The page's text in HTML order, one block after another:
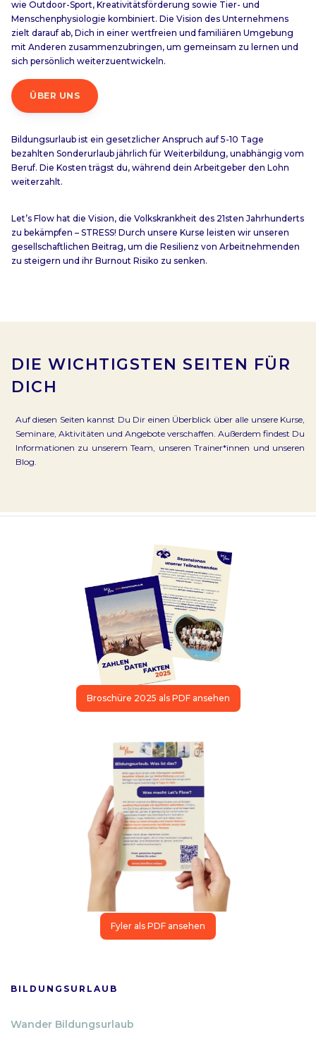
wie Outdoor-Sport, Kreativitätsförderung sowie Tier- und
Menschenphysiologie kombiniert. Die Vision des Unternehmens
zielt darauf ab, Dich in einer wertfreien und familiären Umgebung
mit Anderen zusammenzubringen, um gemeinsam zu lernen und
sich persönlich weiterzuentwickeln.
ÜBER UNS
Bildungsurlaub ist ein gesetzlicher Anspruch auf 5-10 Tage
bezahlten Sonderurlaub jährlich für Weiterbildung, unabhängig vom
Beruf. Die Kosten trägst du, während dein Arbeitgeber den Lohn
weiterzahlt.
Let’s Flow hat die Vision, die Volkskrankheit des 21sten Jahrhunderts
zu bekämpfen – STRESS! Durch unsere Kurse leisten wir unseren
gesellschaftlichen Beitrag, um die Resilienz von Arbeitnehmenden
zu steigern und ihr Burnout Risiko zu senken.
DIE WICHTIGSTEN SEITEN FÜR
DICH
Auf diesen Seiten kannst Du Dir einen Überblick über alle unsere Kurse,
Seminare, Aktivitäten und Angebote verschaffen. Außerdem findest Du
Informationen zu unserem Team, unseren Trainer*innen und unseren
Blog.
Broschüre 2025 als PDF ansehen
Fyler als PDF ansehen
BILDUNGSURLAUB
Wander Bildungsurlaub